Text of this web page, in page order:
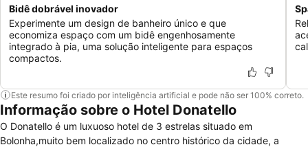
Bidê dobrável inovador
Experimente um design de banheiro único e que
economiza espaço com um bidê engenhosamente
integrado à pia, uma solução inteligente para espaços
compactos.
Este resumo foi criado por inteligência artificial e pode não ser 100% correto.
Informação sobre o Hotel Donatello
O Donatello é um luxuoso hotel de 3 estrelas situado em
Bolonha,muito bem localizado no centro histórico da cidade, a